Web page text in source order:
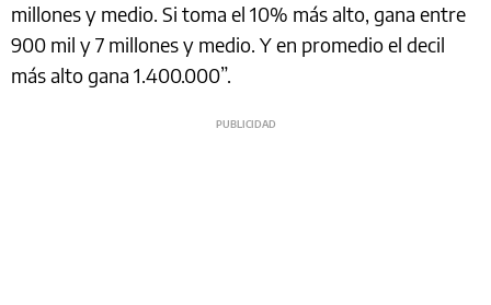
millones y medio. Si toma el 10% más alto, gana entre
900 mil y 7 millones y medio. Y en promedio el decil
más alto gana 1.400.000”.